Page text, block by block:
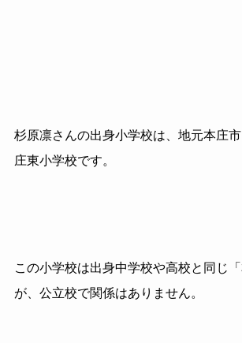
杉原凛さんの出身小学校は、地元本庄
庄東小学校です。
この小学校は出身中学校や高校と同じ
が、公立校で関係はありません。